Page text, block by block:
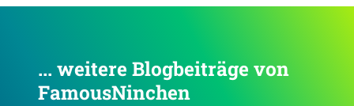
... weitere Blogbeiträge von
FamousNinchen